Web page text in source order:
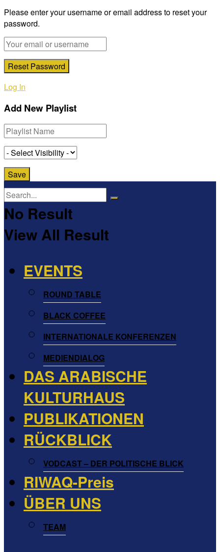
Please enter your username or email address to reset your
password.
Log In
Add New Playlist
No Result
View All Result
EVENTS
ROUND TABLE
BLACK COFFEE
INTERNATIONALE KONFERENZEN
MEDIENDIALOG
DAS ARABISCHE
KULTURHAUS
PUBLIKATIONEN
RÜCKBLICK
VODCAST – DER POLITISCHE BLICK
RIWAQ-Preis
ÜBER UNS
TEAM